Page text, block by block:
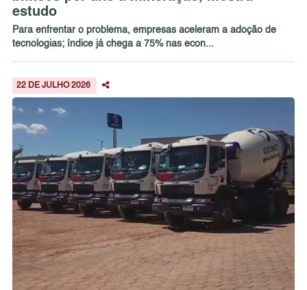
estudo
Para enfrentar o problema, empresas aceleram a adoção de
tecnologias; índice já chega a 75% nas econ...
22 DE JULHO 2026